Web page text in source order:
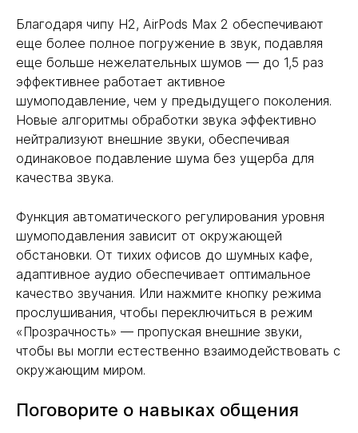
Благодаря чипу H2, AirPods Max 2 обеспечивают
еще более полное погружение в звук, подавляя
еще больше нежелательных шумов — до 1,5 раз
эффективнее работает активное
шумоподавление, чем у предыдущего поколения.
Новые алгоритмы обработки звука эффективно
нейтрализуют внешние звуки, обеспечивая
одинаковое подавление шума без ущерба для
качества звука.
Функция автоматического регулирования уровня
шумоподавления зависит от окружающей
обстановки. От тихих офисов до шумных кафе,
адаптивное аудио обеспечивает оптимальное
качество звучания. Или нажмите кнопку режима
прослушивания, чтобы переключиться в режим
«Прозрачность» — пропуская внешние звуки,
чтобы вы могли естественно взаимодействовать с
окружающим миром.
Поговорите о навыках общения